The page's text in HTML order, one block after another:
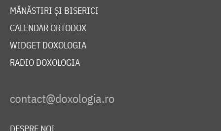
MĂNĂSTIRI ȘI BISERICI
CALENDAR ORTODOX
WIDGET DOXOLOGIA
RADIO DOXOLOGIA